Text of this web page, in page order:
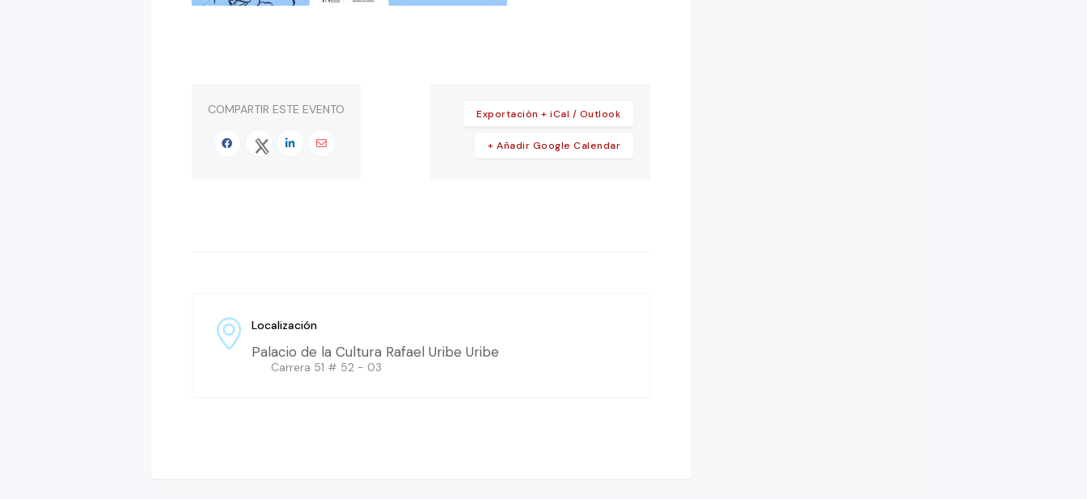
COMPARTIR ESTE EVENTO
+ Añadir Google Calendar
Exportación + iCal / Outlook
Localización
Palacio de la Cultura Rafael Uribe Uribe
Carrera 51 # 52 - 03